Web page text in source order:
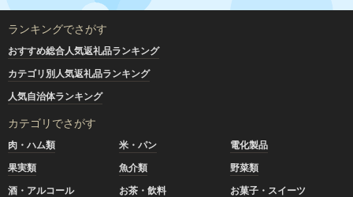
ランキングでさがす
おすすめ総合人気返礼品ランキング
カテゴリ別人気返礼品ランキング
人気自治体ランキング
カテゴリでさがす
肉・ハム類 米・パン
電化製品
果実類
魚介類
野菜類
酒・アルコール
お茶・飲料
お菓子・スイーツ